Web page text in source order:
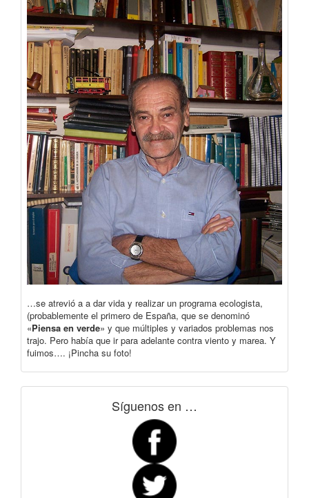
…se atrevió a a dar vida y realizar un programa ecologista,
(probablemente el primero de España, que se denominó
«Piensa en verde» y que múltiples y variados problemas nos
trajo. Pero había que ir para adelante contra viento y marea. Y
fuimos…. ¡Pincha su foto!
Síguenos en …